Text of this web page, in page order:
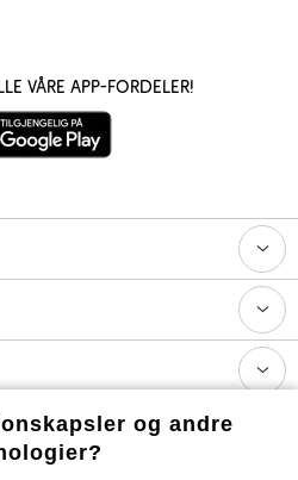
våre app-fordeler!
og andre